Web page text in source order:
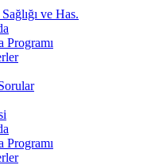
ve Has.
Programı
Programı